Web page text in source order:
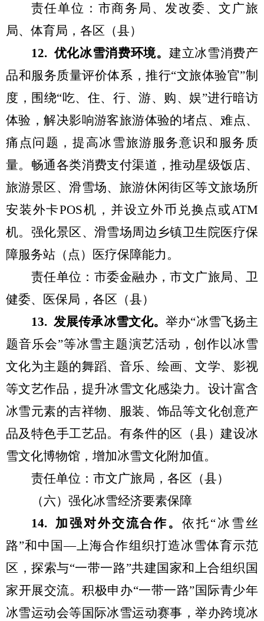
责任单位：市商务局、发改委、文 广旅
局、体育局，各区（县）
12. 优化冰雪消费环境。 建立冰雪消费产
品和服务质量评价体系，推行“文旅体验官”制
度，围绕“吃、住、行、游、购、娱”进行暗访
体验，解决影响游客旅游体验的堵点、难点、
痛点问题，提高冰雪旅游服务意识和服务质
量。 畅通各类消费支付渠道 ，推动星级饭店、
旅游景区、滑雪场、旅游休闲街区等文旅场所
安装外卡POS机 ，并设立外币兑换点或ATM
机。 强化景区、滑雪场周边乡镇卫生院医疗保
障服务站（点）医疗保障能力。
责任单位： 市委金融办 ，市文广旅局、卫
健委、 医保局， 各区（县）
13. 发展传承冰雪文化。举办“冰雪飞扬主
题音乐会”等冰雪主题演艺活动，创作以冰雪
文化为主题的舞蹈、音乐、绘画、文学、影视
等文艺作品，提升冰雪文化感染力。设计富含
冰雪元素的吉祥物、服装、饰品等文化创意产
品及特色手工艺品。有条件的区（县）建设冰
雪文化博物馆，增加冰雪文化附加值。
责任单位：市文广旅局 ，各区（县）
（六） 强化冰雪经济要素保障
14. 加强对外交流合作。依托“冰雪丝
路”和中国—上海合作组织打造冰雪体育示范
区，探索与“一带一路”共建国家和上合组织国
家开展交流。积极申办“一带一路”国际青少年
冰雪运动会等 国际冰雪运动赛事 ，举办跨境冰